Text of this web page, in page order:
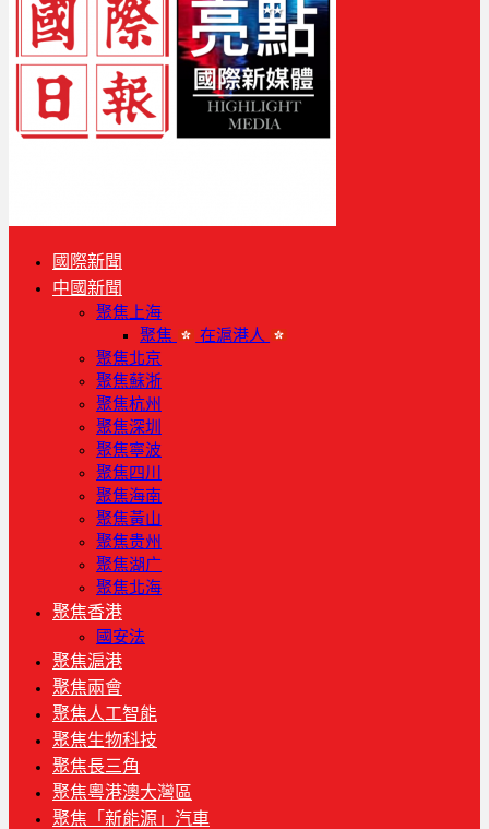
國際新聞
中國新聞
聚焦上海
聚焦
在滬港人
聚焦北京
聚焦蘇浙
聚焦杭州
聚焦深圳
聚焦寧波
聚焦四川
聚焦海南
聚焦黃山
聚焦贵州
聚焦湖广
聚焦北海
聚焦香港
國安法
聚焦滬港
聚焦兩會
聚焦人工智能
聚焦生物科技
聚焦長三角
聚焦粵港澳大灣區
聚焦「新能源」汽車